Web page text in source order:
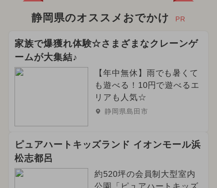
2025年5月のイベント
2024年3月のイベント
2025年4月のイベント
2026年4月のイベント グルメフェス
雨の日OK 2026年5月のイベント
2024年10月のイベント
2025年9月のイベント 花火
静岡県のオススメおでかけ PR
家族で爆獲れ体験☆さまざまなクレーンゲ
ームが大集結♪
【年中無休】雨でも暑くて
も遊べる！10円で遊べるエ
リアも人気☆
静岡県島田市
ピュアハートキッズランド イオンモール浜
松志都呂
約520坪の会員制大型室内